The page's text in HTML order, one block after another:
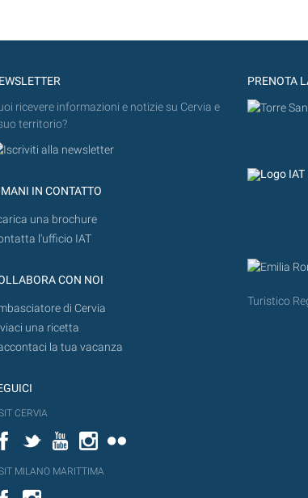
ricevere informazioni e notizie su Cervia e
territorio?
IN CONTATTO
una brochure
l'ufficio IAT
CON NOI
di Cervia
una ricetta
la tua vacanza
CERVIA
FacebookTwitterYouTubeInstagram
MILANO MARITTIMA
Facebook
PRENOTA
Turistico